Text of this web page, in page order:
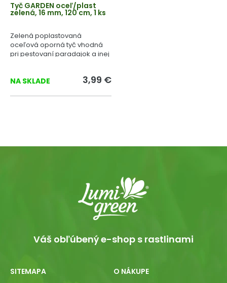
Tyč GARDEN oceľ/plast
zelená, 16 mm, 120 cm, 1 ks
Zelená poplastovaná
oceľová oporná tyč vhodná
pri pestovaní paradajok a inej
NA SKLADE 3,99 €
Váš obľúbený e-shop s rastlinami
SITEMAPA O NÁKUPE